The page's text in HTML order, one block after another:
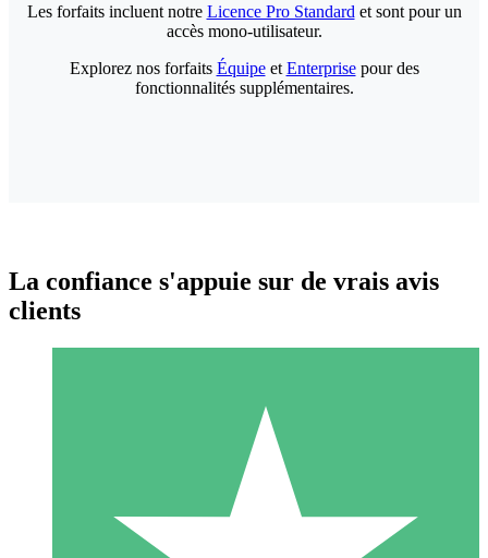
Packs de Crédits Individuels
Payez à l'utilisation avec des crédits de téléchargement. Sans
Les forfaits incluent notre Licence Pro Standard et sont pour un
accès mono-utilisateur.
Explorez nos forfaits Équipeet Enterprisepour des
fonctionnalités supplémentaires.
La confiance s'appuie sur de vrais avis
clients